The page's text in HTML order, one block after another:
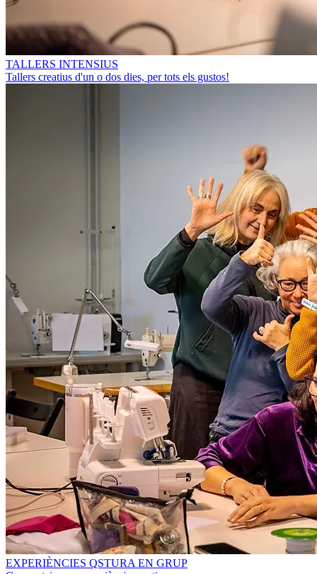
TALLERS INTENSIUS
Tallers creatius d'un o dos dies, per tots els gustos!
EXPERIÈNCIES QSTURA EN GRUP